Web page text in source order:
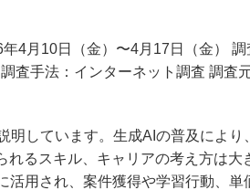
4月10日（金）〜4月17日（金） 調
査手法：インターネット調査 調査元
明しています。生成AIの普及により
るスキル、キャリアの考え方は大
用され、案件獲得や学習行動、単